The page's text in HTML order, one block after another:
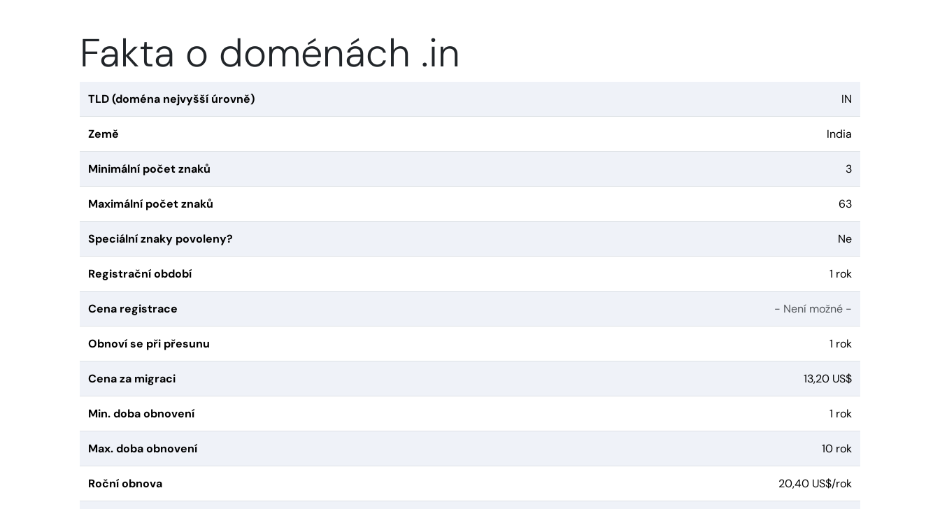
Fakta o doménách .in
TLD (doména nejvyšší úrovně) IN
Země India
Minimální počet znaků 3
Maximální počet znaků 63
Speciální znaky povoleny? Ne
Registrační období 1 rok
Cena registrace - Není možné -
Obnoví se při přesunu 1 rok
Cena za migraci 13,20 US$
Min. doba obnovení 1 rok
Max. doba obnovení 10 rok
Roční obnova 20,40 US$/rok